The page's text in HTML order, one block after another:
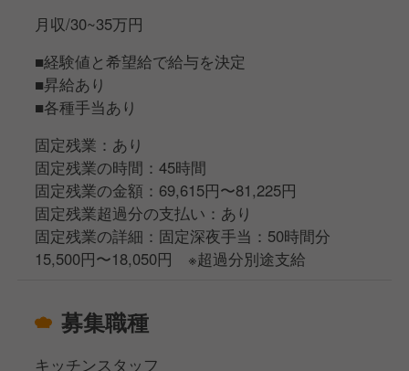
休みは自身のライフスタイルに合わせて柔軟に調整で
全週休2日・最大年間休日120日も可能です。
そして私たちが大切にしているのは、スタッフ一人ひ
とりがこの会社を通して何を成し遂げたいかを持って
働いてくれることです。
大きな夢でも小さな目標でも構いません。将来的に独
立を目指している方も、自分のお店を持つための経験
やスキルをしっかり積んでいただける環境です。
自分の人生の目標や夢を実現するための手段として、
——そんな想いで、一緒に働く仲間をお待ちしていま
です。
そのため、経験が浅い方は簡単なメニューから少しず
つ覚えていき、腕に自信のある方は即戦力として活躍
していただきながら、新しいメニュー考案にもぜひ携
ワインの勉強をしてソムリエを目指していくこともで
きますし、あなたのアイデアをダイレクトにお店に反
映させることができます。
分からないことや不安なことがあれば、いつでも相談
できる環境がありますので、安心して取り組んでくだ
月収/30~35万円
■経験値と希望給で給与を決定
■昇給あり
■各種手当あり
固定残業：あり
固定残業の時間：45時間
固定残業の金額：69,615円〜81,225円
固定残業超過分の支払い：あり
固定残業の詳細：固定深夜手当：50時間分
15,500円〜18,050円 ※超過分別途支給
募集職種
キッチンスタッフ